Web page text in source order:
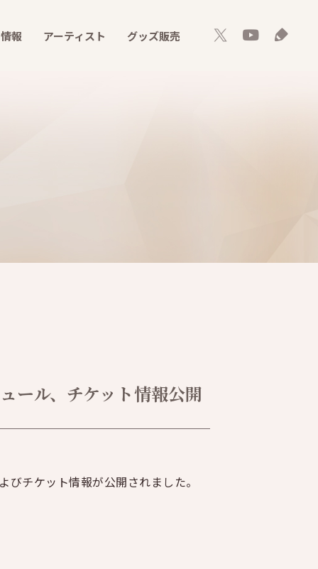
報 アーティスト グッズ販売
ール、チケット情報公開
チケット情報が公開されました。